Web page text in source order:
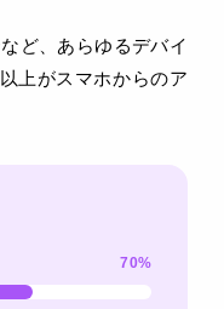
ど、あらゆるデバイ
上がスマホからのア
70%